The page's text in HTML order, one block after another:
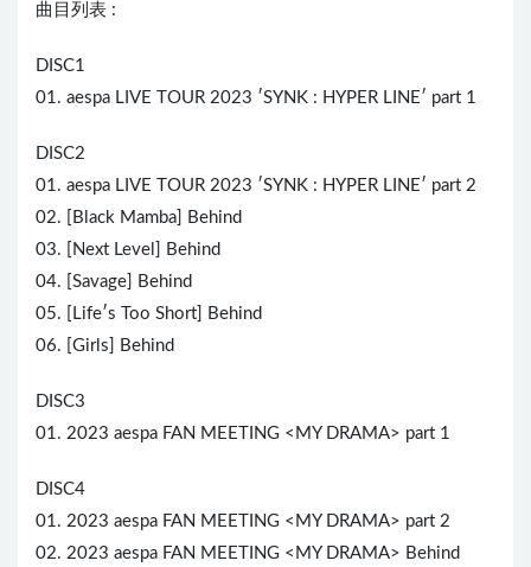
曲目列表 :
DISC1
01. aespa L IVE TOUR 2023 ′SYNK : HYPER LINE′ part 1
DISC2
01. aespa LIVE TOUR 2023 ′SYNK : HYPER LINE′ part 2
02. [Black Mamba] Behind
03. [Next Level] Behind
04. [Savage] Behind
05. [Life′s Too Short] Behind
06. [Girls] Behind
DISC3
01. 2023 aespa FAN MEETING <MY DRAMA> part 1
DISC4
01. 2023 aespa FAN MEETING <MY DRAMA> part 2
02. 2023 aespa FAN MEETING <MY DRAMA> Behind